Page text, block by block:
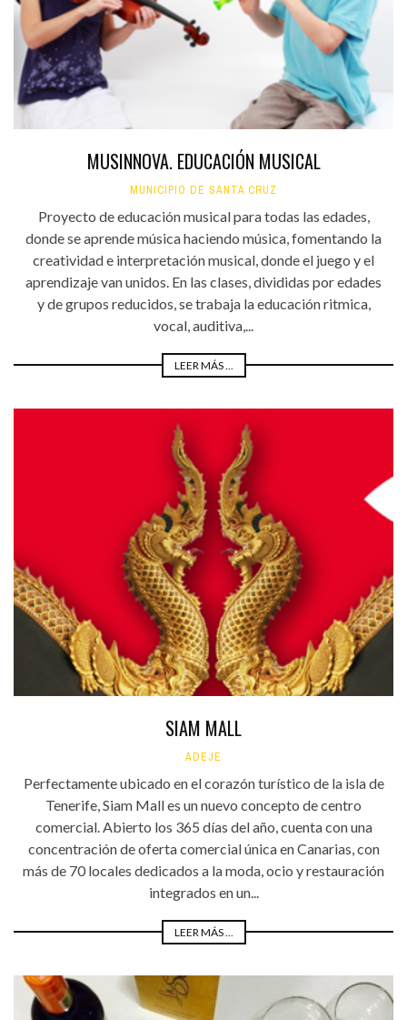
MUSINNOVA. EDUCACIÓN MUSICAL
MUNICIPIO DE SANTA CRUZ
Proyecto de educación musical para todas las edades,
donde se aprende música haciendo música, fomentando la
creatividad e interpretación musical, donde el juego y el
aprendizaje van unidos. En las clases, divididas por edades
y de grupos reducidos, se trabaja la educación ritmica,
vocal, auditiva,...
LEER MÁS ...
SIAM MALL
ADEJE
Perfectamente ubicado en el corazón turístico de la isla de
Tenerife, Siam Mall es un nuevo concepto de centro
comercial. Abierto los 365 días del año, cuenta con una
concentración de oferta comercial única en Canarias, con
más de 70 locales dedicados a la moda, ocio y restauración
integrados en un...
LEER MÁS ...